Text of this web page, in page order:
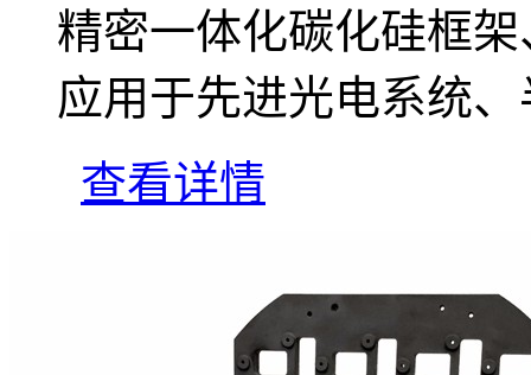
精密一体化碳化硅框
应用于先进光电系统
查看详情